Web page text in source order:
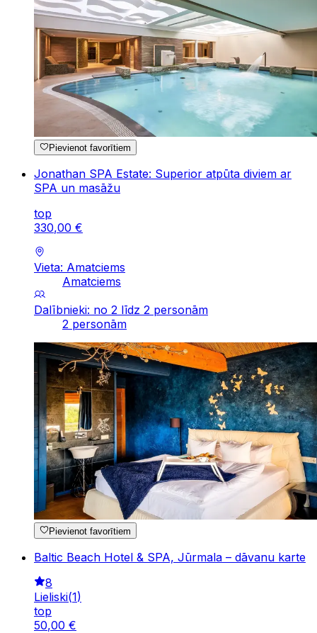
Pievienot favorītiem
Jonathan SPA Estate: Superior atpūta diviem ar
SPA un masāžu
top
330,00 €
Vieta: Amatciems
Amatciems
Dalībnieki: no 2 līdz 2 personām
2 personām
Pievienot favorītiem
Baltic Beach Hotel & SPA, Jūrmala – dāvanu karte
8
Lieliski(1)
top
50,00 €